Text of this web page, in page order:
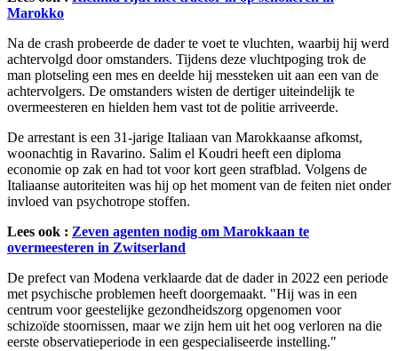
Marokko
Na de crash probeerde de dader te voet te vluchten, waarbij hij werd
achtervolgd door omstanders. Tijdens deze vluchtpoging trok de
man plotseling een mes en deelde hij messteken uit aan een van de
achtervolgers. De omstanders wisten de dertiger uiteindelijk te
overmeesteren en hielden hem vast tot de politie arriveerde.
De arrestant is een 31-jarige Italiaan van Marokkaanse afkomst,
woonachtig in Ravarino. Salim el Koudri heeft een diploma
economie op zak en had tot voor kort geen strafblad. Volgens de
Italiaanse autoriteiten was hij op het moment van de feiten niet onder
invloed van psychotrope stoffen.
Lees ook : Zeven agenten nodig om Marokkaan te
overmeesteren in Zwitserland
De prefect van Modena verklaarde dat de dader in 2022 een periode
met psychische problemen heeft doorgemaakt. "Hij was in een
centrum voor geestelijke gezondheidszorg opgenomen voor
schizoïde stoornissen, maar we zijn hem uit het oog verloren na die
eerste observatieperiode in een gespecialiseerde instelling."